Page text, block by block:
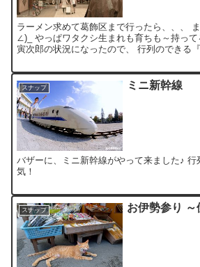
ラーメン求めて葛飾区まで行ったら、、、
∠)_ やっぱワタクシ生まれも育ちも～持っ
寅次郎の状況になったので、 行列のできる
スナップ ミニ新幹線
バザーに、ミニ新幹線がやって来ました♪ 行
気！
スナップ お伊勢参り ～